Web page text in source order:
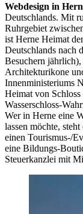
Webdesign in
Deutschlands. Mit
Ruhrgebiet
ist Herne Heimat
Deutschlands nach
Besuchern
Architekturikone
Innenministeriums
Heimat von Schloss
Wasserschloss-
Wer in Herne eine
lassen möchte,
einen Tourismus-/
eine Bildungs-
Steuerkanzlei mit